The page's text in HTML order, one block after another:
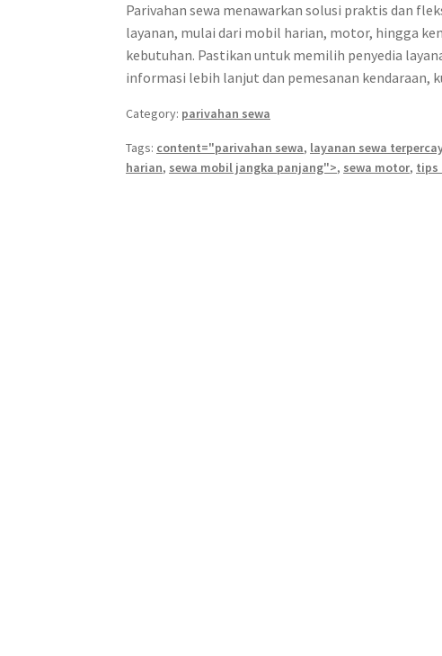
Parivahan sewa menawarkan solusi praktis dan
layanan, mulai dari mobil harian, motor, hingga
kebutuhan. Pastikan untuk memilih penyedia
informasi lebih lanjut dan pemesanan kendaraan,
Category: parivahan sewa
Tags: content="parivahan sewa, layanan sewa
harian, sewa mobil jangka panjang">, sewa motor, tips